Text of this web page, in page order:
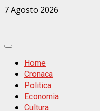
Zum
7 Agosto 2026
Primäres
MenüHome
Cronaca
Politica
Economia
Cultura